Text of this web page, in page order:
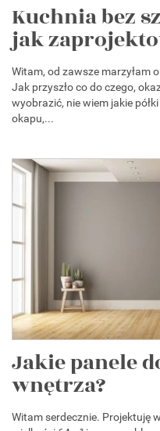
Kuchnia bez
jak
Witam, od zawsze marzyłam
Jak przyszło co do czego,
wyobrazić, nie wiem jakie
okapu,...
Jakie panele
wnętrza?
Witam serdecznie. Projektuję